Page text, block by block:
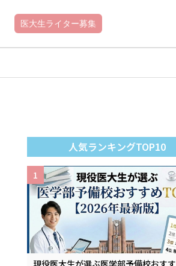
医大生ライター募集
人気ランキングTOP10
現役医大生が選ぶ医学部予備校おす
1